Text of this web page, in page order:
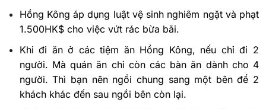
Hồng Kông áp dụng luật vệ sinh nghiêm ngặt và phạt
1.500HK$ cho việc vứt rác bừa bãi.
Khi đi ăn ở các tiệm ăn Hồng Kông, nếu chỉ đi 2
người. Mà quán ăn chỉ còn các bàn ăn dành cho 4
người. Thì bạn nên ngồi chung sang một bên để 2
khách khác đến sau ngồi bên còn lại.